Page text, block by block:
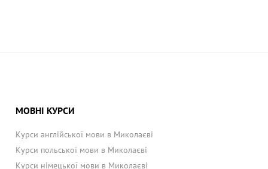
МОВНІ КУРСИ
Курси англійської мови в Миколаєві
Курси польської мови в Миколаєві
Курси німецької мови в Миколаєві